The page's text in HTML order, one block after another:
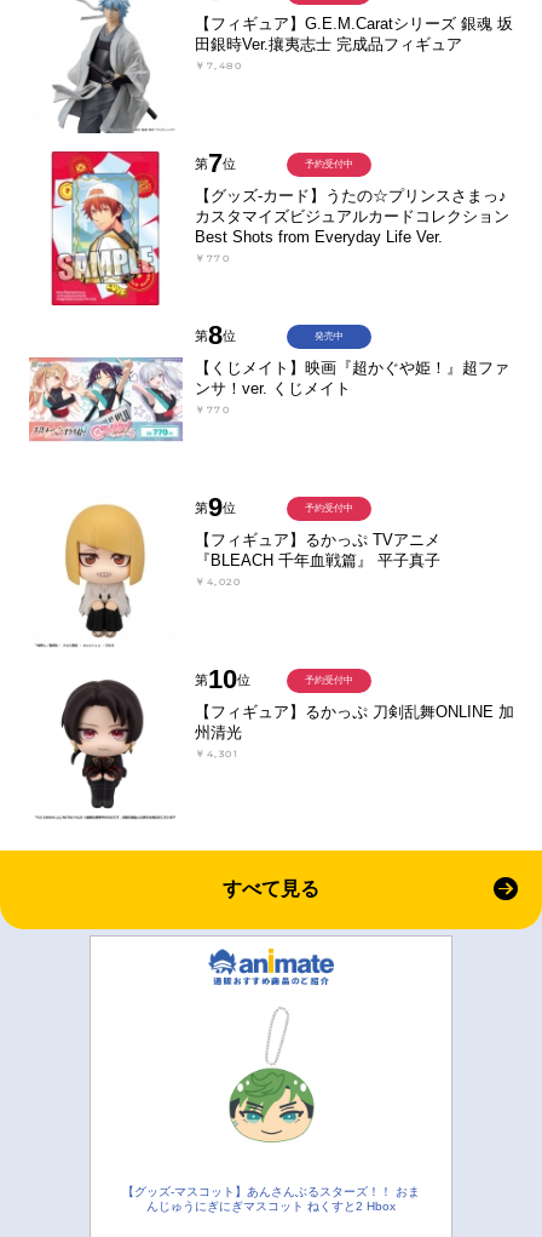
【フィギュア】G.E.M.Caratシリーズ 銀魂 坂
田銀時Ver.攘夷志士 完成品フィギュア
￥7,480
第7位
【グッズ-カード】うたの☆プリンスさまっ♪
カスタマイズビジュアルカードコレクション
Best Shots from Everyday Life Ver.
￥770
予約受付中
第8位
【くじメイト】映画『超かぐや姫！』超ファ
ンサ！ver. くじメイト
￥770
発売中
第9位
【フィギュア】るかっぷ TVアニメ
『BLEACH 千年血戦篇』 平子真子
￥4,020
予約受付中
第10位
【フィギュア】るかっぷ 刀剣乱舞ONLINE 加
州清光
￥4,301
予約受付中
すべて見る
【グッズ-マスコット】あんさんぶるスターズ！！ おま
んじゅうにぎにぎマスコット ねくすと2 Hbox